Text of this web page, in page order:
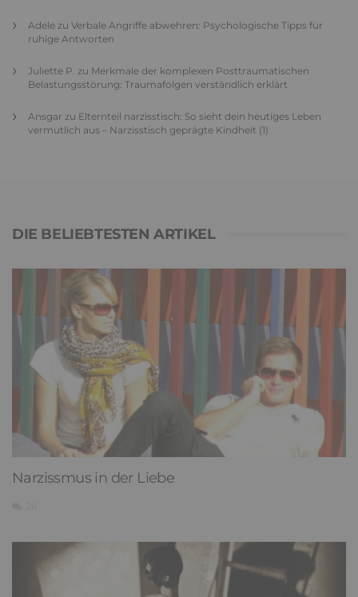
Adele zu Verbale Angriffe abwehren: Psychologische Tipps für
ruhige Antworten
Juliette P. zu Merkmale der komplexen Posttraumatischen
Belastungsstörung: Traumafolgen verständlich erklärt
Ansgar zu Elternteil narzisstisch: So sieht dein heutiges Leben
vermutlich aus – Narzisstisch geprägte Kindheit (1)
DIE BELIEBTESTEN ARTIKEL
Narzissmus in der Liebe